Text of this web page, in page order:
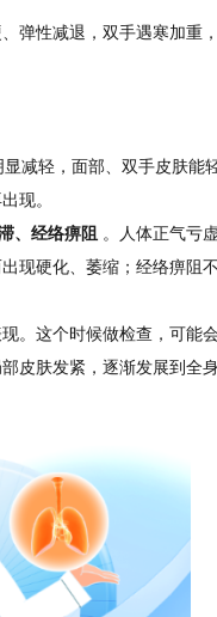
弹性减退，双手遇寒加重
减轻，面部、双手皮肤能
现。
、经络痹阻 。人体正气亏
现硬化、萎缩；经络痹阻
。这个时候做检查，可能
皮肤发紧，逐渐发展到全